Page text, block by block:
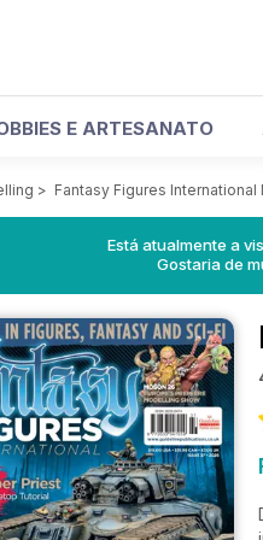
E ARTESANATO
> Fantasy Figures International
Está atualmente a
Gostaria de